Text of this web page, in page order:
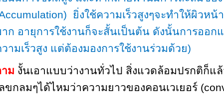
ยิ่งใช้ความเร็วสูงๆจะทำให้ผิวหน้
ก อายุการใช้งานก็จะสั้นเป็นต้น ดังนั้นการออก
ามเร็วสูง แต่ต้องมองการใช้งานร่วมด้วย)
ม งั้นเอาแบบว่างานทั่วไป สิ่งแวดล้อมปรกติก็แ
ขกลมๆได้ไหมว่าความยาวของคอนเวเยอร์